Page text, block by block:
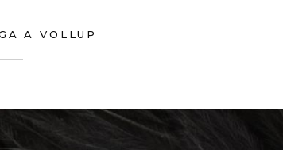
A VOLLUP